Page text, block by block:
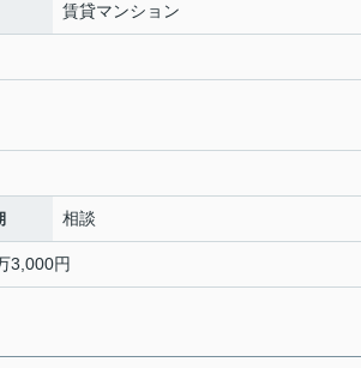
賃貸マンション
相談
3,000円